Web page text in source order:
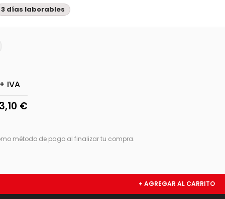
3 días laborables
+ IVA
€
método de pago al finalizar tu compra.
+ AGREGAR AL CARRITO